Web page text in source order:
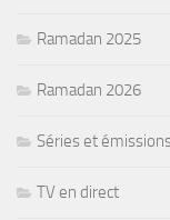
Ramadan 2025
Ramadan 2026
Séries et
TV en direct